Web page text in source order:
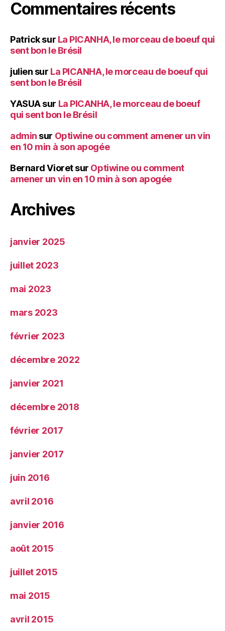
Commentaires récents
Patricksur La PICANHA, le morceau de boeuf qui
sent bon le Brésil
julien sur La PICANHA, le morceau de boeuf qui
sent bon le Brésil
YASUAsur La PICANHA, le morceau de boeuf
qui sent bon le Brésil
admin sur Optiwine ou comment amener un vin
en 10 min à son apogée
Bernard Vioretsur Optiwine ou comment
amener un vin en 10 min à son apogée
Archives
janvier 2025
juillet 2023
mai 2023
mars 2023
février 2023
décembre 2022
janvier 2021
décembre 2018
février 2017
janvier 2017
juin 2016
avril 2016
janvier 2016
août 2015
juillet 2015
mai 2015
avril 2015